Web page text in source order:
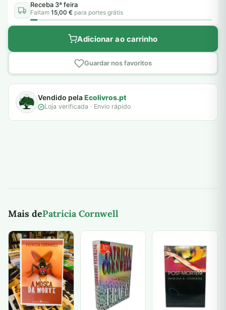
Receba 3ª feira
Faltam 15,00 € para portes grátis
Adicionar ao carrinho
Guardar nos favoritos
Vendido pelaEcolivros.pt
Loja verificada · Envio rápido
Mais dePatricia Cornwell